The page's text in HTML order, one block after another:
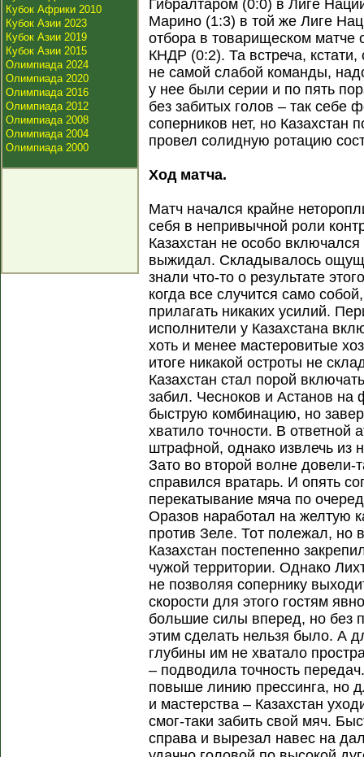
Кубок Африки 2010
Кубок Азии 2023
Кубок Азии 2019
Кубок Азии 2015
Олимпиада 2024
Олимпиада 2020
Олимпиада 2016
Олимпиада 2012
Олимпиада 2008
Олимпиада 2004
Олимпиада 2000
Гибралтаром (0:0) в Лиге
Марино (1:3) в той же Лиге
отбора в товарищеском
КНДР (0:2). Та встреча,
не самой слабой команды,
у нее были серии и по пять
без забитых голов – так себе
соперников нет, но Казахстан
провел солидную ротацию
Ход матча.
Матч начался крайне
себя в непривычной роли
Казахстан не особо
выжидал. Складывалось
знали что-то о результате
когда все случится само
прилагать никаких усилий.
исполнители у Казахстана
хоть и менее мастеровитые
итоге никакой остроты не
Казахстан стал порой
забил. Чесноков и Астанов на
быструю комбинацию, но
хватило точности. В ответной
штрафной, однако извлечь из
Зато во второй волне довели-
справился вратарь. И опять
перекатывание мяча по
Оразов наработал на желтую
против Зеле. Тот полежал, но
Казахстан постепенно
чужой территории. Однако
не позволяя сопернику
скорости для этого гостям
большие силы вперед, но без
этим сделать нельзя было. А
глубины им не хватало
– подводила точность
повыше линию прессинга, но
и мастерства – Казахстан
смог-таки забить свой мяч.
справа и вырезал навес на